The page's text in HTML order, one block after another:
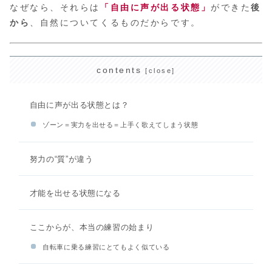
なぜなら、それらは 「自由に声が出る状態」 ができた後
から 、自然についてくるものだからです。
contents
自由に声が出る状態とは？
ゾーン＝実力を出せる＝上手く歌えてしまう状態
努力の“質”が違う
才能を出せる状態になる
ここからが、本当の練習の始まり
自転車に乗る練習にとてもよく似ている